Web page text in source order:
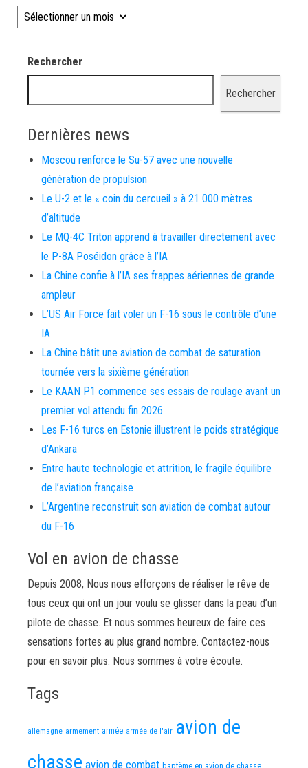
Les news depuis 2008
Rechercher
Rechercher
Dernières news
Moscou renforce le Su-57 avec une nouvelle
génération de propulsion
Le U-2 et le « coin du cercueil » à 21 000 mètres
d’altitude
Le MQ-4C Triton apprend à travailler directement avec
le P-8A Poséidon grâce à l’IA
La Chine confie à l’IA ses frappes aériennes de grande
ampleur
L’US Air Force fait voler un F-16 sous le contrôle d’une
IA
La Chine bâtit une aviation de combat de saturation
tournée vers la sixième génération
Le KAAN P1 commence ses essais de roulage avant un
premier vol attendu fin 2026
Les F-16 turcs en Estonie illustrent le poids stratégique
d’Ankara
Entre haute technologie et attrition, le fragile équilibre
de l’aviation française
L’Argentine reconstruit son aviation de combat autour
du F-16
Vol en avion de chasse
Depuis 2008, Nous nous efforçons de réaliser le rêve de
tous ceux qui ont un jour voulu se glisser dans la peau d’un
pilote de chasse. Et nous sommes heureux de faire ces
sensations fortes au plus grand nombre. Contactez-nous
pour en savoir plus. Nous sommes à votre écoute.
Tags
allemagne armement armée armée de l'air avion de
chasse avion de combat baptême en avion de chasse